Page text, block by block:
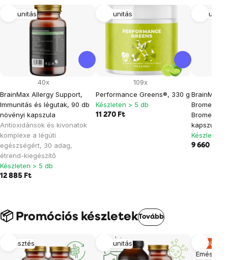
Immunitás
BrainMax Allergy Support,
Immunitás és légutak, 90 db
növényi kapszula
Antioxidánsok és kivonatok
komplexe a légúti
egészségért, 30 adag,
étrend-kiegészítő
40x
Készleten > 5 db
12 885 Ft
Immunitás
Performance Greens®, 330 g
109x
Készleten > 5 db
11 270 Ft
BrainMax
Bromelain,
Bromelain,
kapszula
Készleten
9 660 Ft
📦 Promóciós készletekTovább
Emésztés Immunitás
Emésztés
–17%